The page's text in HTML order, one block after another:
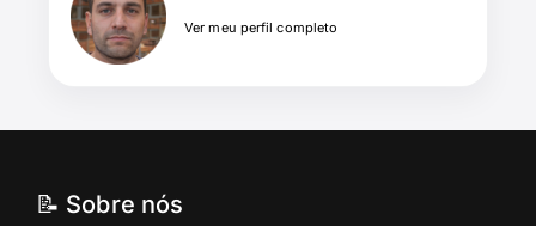
Ver meu perfil completo
📝 Sobre nós